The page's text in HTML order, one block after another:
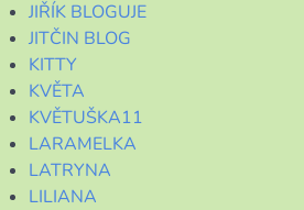
JIŘÍK BLOGUJE
JITČIN BLOG
KITTY
KVĚTA
KVĚTUŠKA11
LARAMELKA
LATRYNA
LILIANA